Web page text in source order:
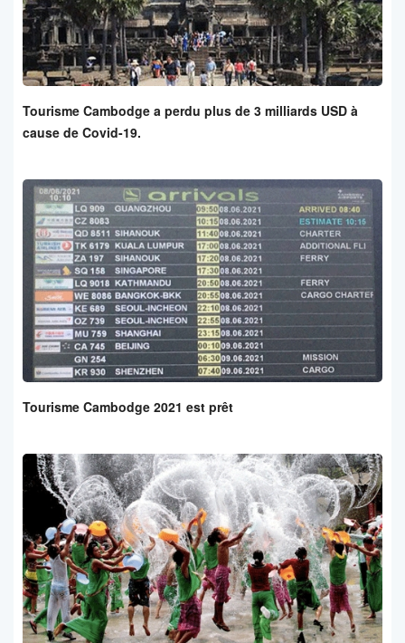
Tourisme Cambodge a perdu plus de 3 milliards USD à
cause de Covid-19.
Tourisme Cambodge 2021 est prêt